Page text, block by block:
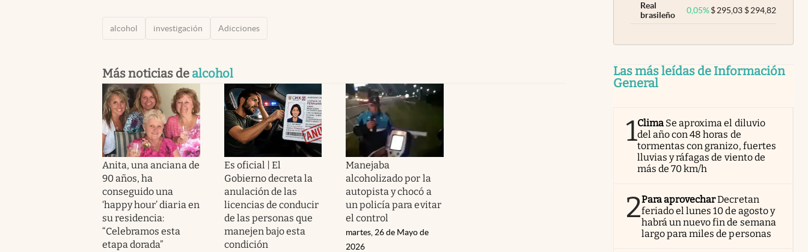
alcohol investigación Adicciones
Más noticias de alcohol
Anita, una anciana de
90 años, ha
conseguido una
‘happy hour’ diaria en
su residencia:
“Celebramos esta
etapa dorada”
Es oficial | El
Gobierno decreta la
anulación de las
licencias de conducir
de las personas que
manejen bajo esta
condición
Manejaba
alcoholizado por la
autopista y chocó a
un policía para evitar
el control
martes, 26 de Mayo de
2026
Real
brasileño
0,05% $295,03 $294,82
Las más leídas de Información
General
1Clima Se aproxima el diluvio
del año con 48 horas de
tormentas con granizo, fuertes
lluvias y ráfagas de viento de
más de 70 km/h
2Para aprovecharDecretan
feriado el lunes 10 de agosto y
habrá un nuevo fin de semana
largo para miles de personas